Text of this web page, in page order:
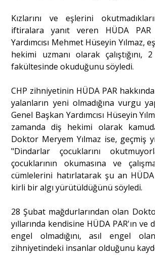
Söyleşi
Yazı Dizisi
Portre
Yazarlar
Dosya Haber
Ankara Analiz
Kızlarını ve eşlerini
iftiralara yanıt veren HÜDA PAR
Yardımcısı Mehmet Hüseyin Yılmaz,
hekimi uzmanı olarak çalıştığını,
fakültesinde okuduğunu söyledi.
CHP zihniyetinin HÜDA PAR hakkında
yalanların yeni olmadığına vurgu
Genel Başkan Yardımcısı Hüseyin
zamanda diş hekimi olarak
Doktor Meryem Yılmaz ise, geçmiş
"Dindarlar çocuklarını
çocuklarının okumasına ve
cümlelerini hatırlatarak şu an
kirli bir algı yürütüldüğünü söyledi.
28 Şubat mağdurlarından olan
yıllarında kendisine HÜDA PAR'ın ve
engel olmadığını, asıl engel
zihniyetindeki insanlar olduğunu